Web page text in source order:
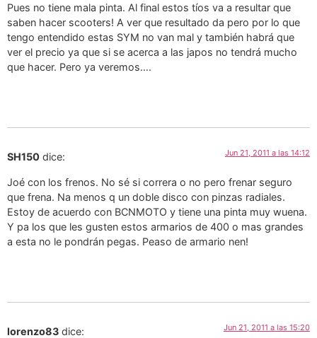
Pues no tiene mala pinta. Al final estos tíos va a resultar que
saben hacer scooters! A ver que resultado da pero por lo que
tengo entendido estas SYM no van mal y también habrá que
ver el precio ya que si se acerca a las japos no tendrá mucho
que hacer. Pero ya veremos….
SH150 dice: Jun 21, 2011 a las 14:12
Joé con los frenos. No sé si correra o no pero frenar seguro
que frena. Na menos q un doble disco con pinzas radiales.
Estoy de acuerdo con BCNMOTO y tiene una pinta muy wuena.
Y pa los que les gusten estos armarios de 400 o mas grandes
a esta no le pondrán pegas. Peaso de armario nen!
lorenzo83 dice: Jun 21, 2011 a las 15:20